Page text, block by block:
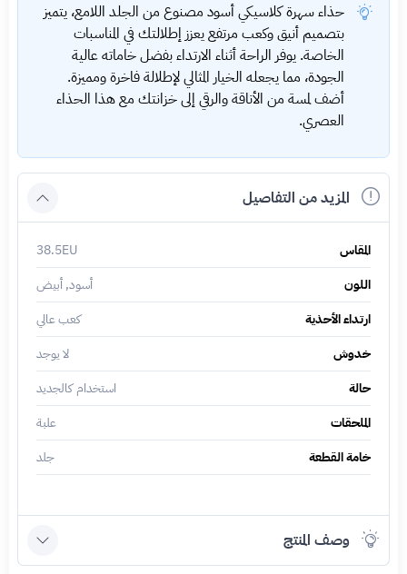
حذاء سهرة كلاسيكي أسود مصنوع من الجلد اللامع، يتميز
بتصميم أنيق وكعب مرتفع يعزز إطلالتك في المناسبات
الخاصة. يوفر الراحة أثناء الارتداء بفضل خاماته عالية
الجودة، مما يجعله الخيار المثالي لإطلالة فاخرة ومميزة.
أضف لمسة من الأناقة والرقي إلى خزانتك مع هذا الحذاء
العصري.
المزيد من التفاصيل
المقاس
38.5EU
اللون
أسود, أبيض
ارتداء الأحذية
كعب عالي
خدوش
لا يوجد
حالة
استخدام كالجديد
الملحقات
علبة
خامة القطعة
جلد
وصف المنتج